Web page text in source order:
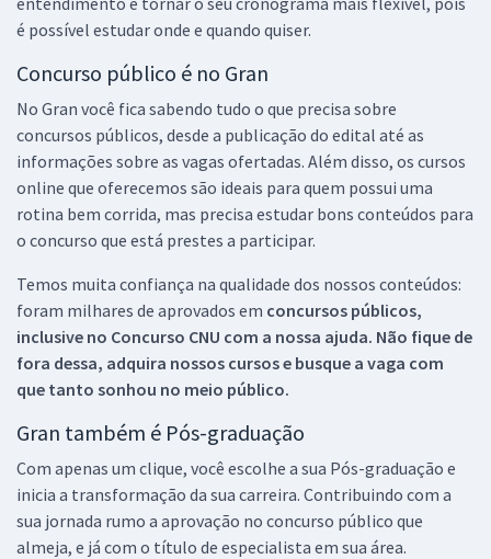
é possível estudar onde e quando quiser.
Concurso público é no Gran
No Gran você fica sabendo tudo o que precisa sobre
concursos públicos, desde a publicação do edital até as
informações sobre as vagas ofertadas. Além disso, os cursos
online que oferecemos são ideais para quem possui uma
rotina bem corrida, mas precisa estudar bons conteúdos para
o concurso que está prestes a participar.
Temos muita confiança na qualidade dos nossos conteúdos:
foram milhares de aprovados em concursos públicos,
inclusive no Concurso CNU com a nossa ajuda. Não fique de
fora dessa, adquira nossos cursos e busque a vaga com
que tanto sonhou no meio público.
Gran também é Pós-graduação
Com apenas um clique, você escolhe a sua Pós-graduação e
inicia a transformação da sua carreira. Contribuindo com a
sua jornada rumo a aprovação no concurso público que
almeja, e já com o título de especialista em sua área.